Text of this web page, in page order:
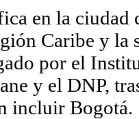
en la
Caribe y la
por el
y el DNP,
incluir Bogotá.